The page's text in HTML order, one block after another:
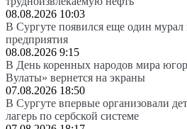
08.08.2026 10:03
В Сургуте появился еще один мурал
предприятия
08.08.2026 9:15
В День коренных народов мира
Вулаты» вернется на экраны
07.08.2026 18:50
В Сургуте впервые организовали
лагерь по сербской системе